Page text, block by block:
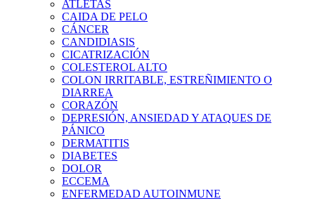
ATLETAS
CAIDA DE PELO
CÁNCER
CANDIDIASIS
CICATRIZACIÓN
COLESTEROL ALTO
COLON IRRITABLE, ESTREÑIMIENTO O
DIARREA
CORAZÓN
DEPRESIÓN, ANSIEDAD Y ATAQUES DE
PÁNICO
DERMATITIS
DIABETES
DOLOR
ECCEMA
ENFERMEDAD AUTOINMUNE